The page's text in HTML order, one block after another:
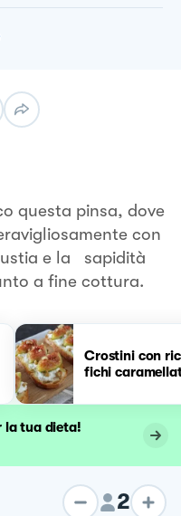
questa pinsa, dove
con
e la sapidità
a fine cottura.
Crostini con
fichi
la tua dieta!
2